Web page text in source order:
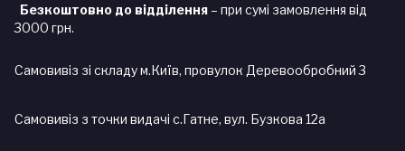
Безкоштовно до відділення – при сумі замовлення від
3000 грн.
Самовивіз зі складу м.Київ, провулок Деревообробний 3
Самовивіз з точки видачі с.Гатне, вул. Бузкова 12а